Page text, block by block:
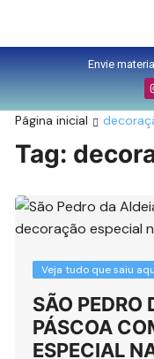
Envie
Página inicial
Tag:
Veja tudo que saiu
SÃO PEDRO
PÁSCOA
ESPECIAL